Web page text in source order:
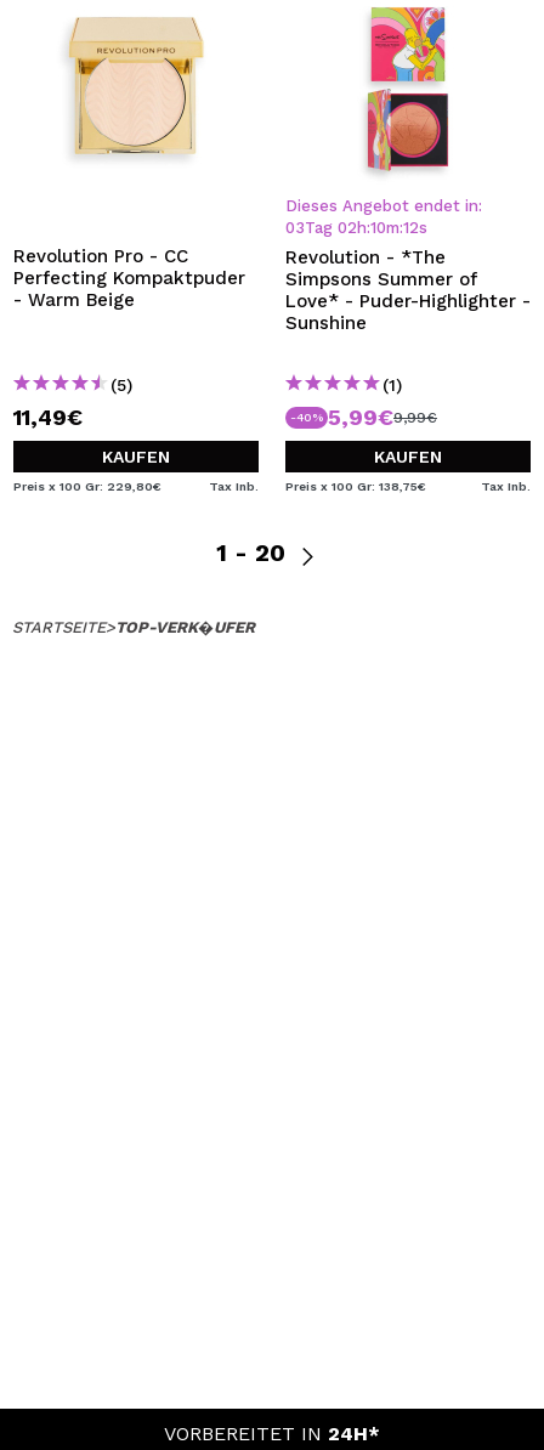
Revolution Pro - CC
Perfecting Kompaktpuder
- Warm Beige
(5)
11,49€
KAUFEN
Preis x 100 Gr: 229,80€ Tax Inb.
Dieses Angebot endet in:
03Tag 02 h:10m:12s
Revolution - *The
Simpsons Summer of
Love* - Puder-Highlighter -
Sunshine
(1)
-40% 5,99€9,99€
KAUFEN
Preis x 100 Gr: 138,75€ Tax Inb.
1 - 20
STARTSEITE>TOP-VERK�UFER
VORBEREITET IN 24H*